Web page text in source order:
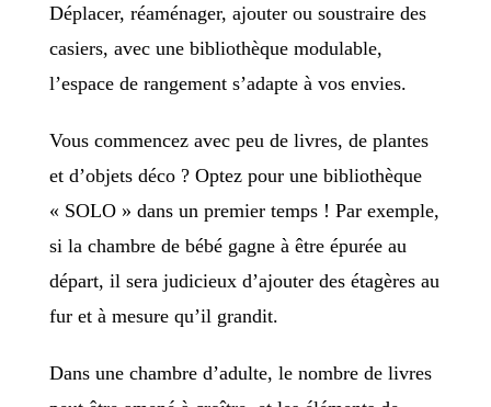
Déplacer, réaménager, ajouter ou soustraire des
casiers, avec une bibliothèque modulable,
l’espace de rangement s’adapte à vos envies.
Vous commencez avec peu de livres, de plantes
et d’objets déco ? Optez pour une bibliothèque
« SOLO » dans un premier temps ! Par exemple,
si la chambre de bébé gagne à être épurée au
départ, il sera judicieux d’ajouter des étagères au
fur et à mesure qu’il grandit.
Dans une chambre d’adulte, le nombre de livres